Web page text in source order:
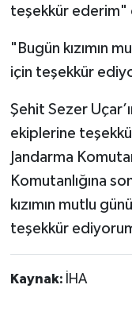
teşekkür ederim"
"Bugün kızımın
için teşekkür
Şehit Sezer
ekiplerine
Jandarma
Komutanlığına
kızımın mutlu
teşekkür
Kaynak: İHA